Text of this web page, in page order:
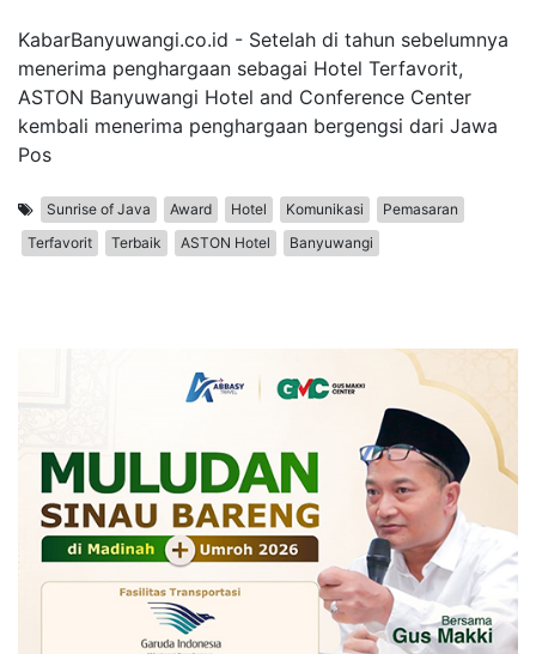
KabarBanyuwangi.co.id - Setelah di tahun sebelumnya
menerima penghargaan sebagai Hotel Terfavorit,
ASTON Banyuwangi Hotel and Conference Center
kembali menerima penghargaan bergengsi dari Jawa
Pos
Sunrise of Java Award Hotel Komunikasi
Pemasaran
Terfavorit
Terbaik ASTON Hotel Banyuwangi